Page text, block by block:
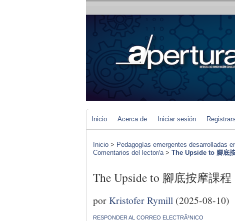
Inicio Acerca de Iniciar sesión
Inicio > Pedagogías emergentes desarrolladas
Comentarios del lector/a> The Upside to 腳底
The Upside to 腳底按摩課程
porKristofer Rymill (2025-08-10)
RESPONDER AL CORREO ELECTRÃ³NICO